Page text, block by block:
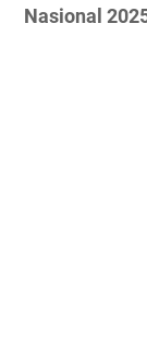
Nasional